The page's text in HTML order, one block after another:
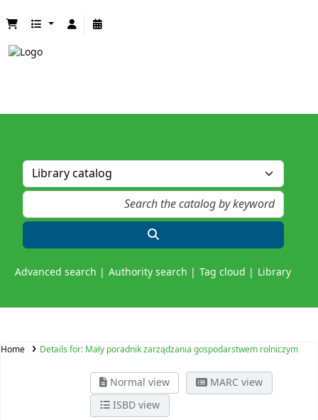
Advanced search Authority search Tag cloud Library
Home Details for: Mały poradnik zarządzania gospodarstwem rolniczym
Normal view
MARC view
ISBD view